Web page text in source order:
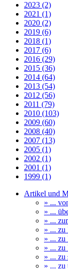
2023 (2)
2021 (1)
2020 (2)
2019 (6)
2018 (1)
2017 (6)
2016 (29)
2015 (36)
2014 (64)
2013 (54)
2012 (56)
2011 (79)
2010 (103)
2009 (60)
2008 (40)
2007 (13)
2005 (1)
2002 (1)
2001 (1)
1999 (1)
Artikel und
» ...
» ...
» ...
» ...
» ... zu
» ... zu
» ... zu
» ... zu